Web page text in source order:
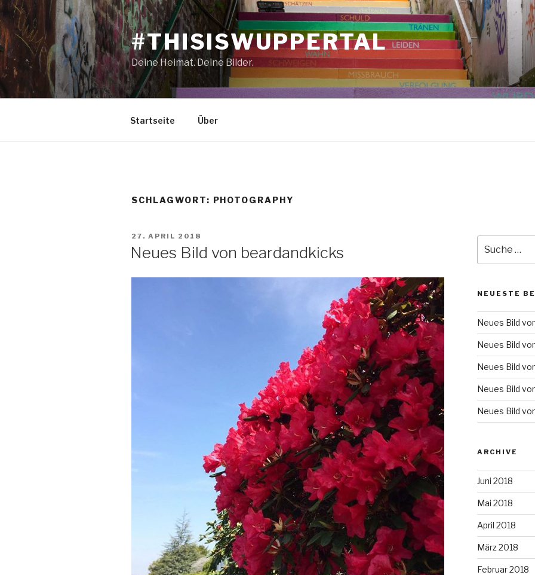
Zum
Inhalt
springen
#THISISWUPPERTAL
Deine Heimat. Deine Bilder.
Startseite Über
SCHLAGWORT: PHOTOGRAPHY
VERÖFFENTLICHT
AM
27. APRIL 2018
Neues Bild von beardandkicks
nach:
NEUESTE
Neues Bild
Neues Bild
Neues Bild
Neues Bild
Neues Bild
ARCHIVE
Juni 2018
Mai 2018
April 2018
März 2018
Februar 2018